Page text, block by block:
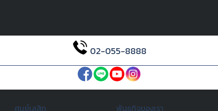
02-055-8888
ศูนย์เลสิก พันธกิจของเรา